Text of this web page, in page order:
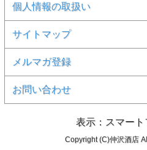
個人情報の取扱い
サイトマップ
メルマガ登録
お問い合わせ
表示：スマート
Copyright (C)仲沢酒店